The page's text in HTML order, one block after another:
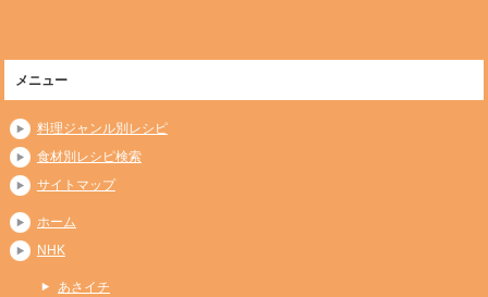
メニュー
料理ジャンル別レシピ
食材別レシピ検索
サイトマップ
ホーム
NHK
あさイチ